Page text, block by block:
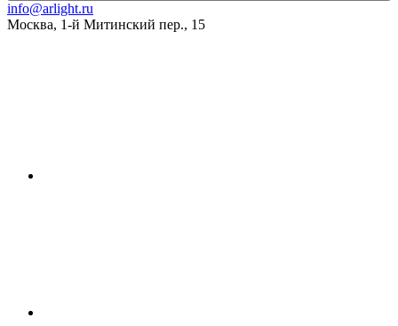
info@arlight.ru
Москва, 1-й Митинский пер., 15